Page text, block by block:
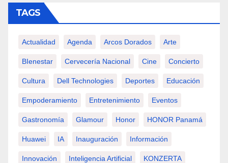
TAGS
Actualidad Agenda Arcos Dorados Arte
BIenestar Cervecería Nacional Cine Concierto
Cultura Dell Technologies Deportes Educación
Empoderamiento Entretenimiento Eventos
Gastronomía Glamour Honor HONOR Panamá
Huawei IA Inauguración Información
Innovación Inteligencia Artificial KONZERTA